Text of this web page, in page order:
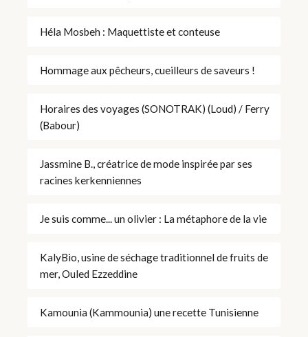
Héla Mosbeh : Maquettiste et conteuse
Hommage aux pêcheurs, cueilleurs de saveurs !
Horaires des voyages (SONOTRAK) (Loud) / Ferry
(Babour)
Jassmine B., créatrice de mode inspirée par ses
racines kerkenniennes
Je suis comme... un olivier : La métaphore de la vie
KalyBio, usine de séchage traditionnel de fruits de
mer, Ouled Ezzeddine
Kamounia (Kammounia) une recette Tunisienne